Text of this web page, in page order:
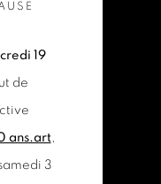
19
de
ans.art,
3